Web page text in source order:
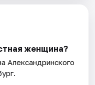
женщина?
Александринского